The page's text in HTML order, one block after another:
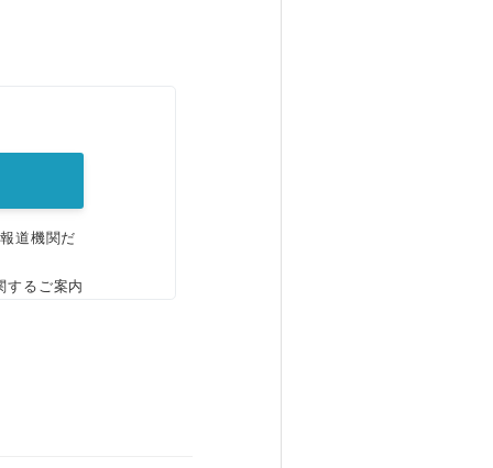
道機関だ
するご案内